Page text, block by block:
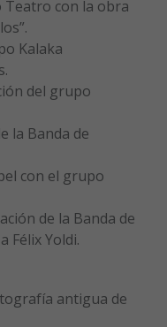
Teatro con la obra
Kalaka
del grupo
la Banda de
con el grupo
de la Banda de
Félix Yoldi.
antigua de